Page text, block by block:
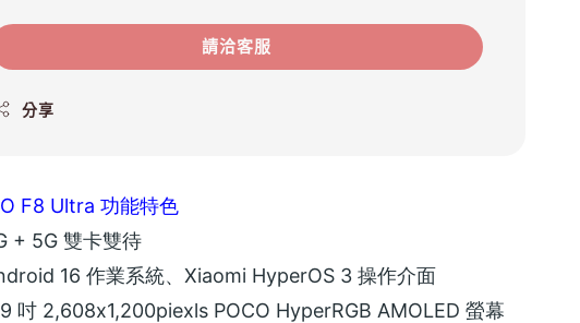
請洽客服
分享
F8 Ultra 功能特色
+ 5G 雙卡雙待
16 作業系統、Xiaomi HyperOS 3 操作介面
吋 2,608x1,200piexls POCO HyperRGB AMOLED 螢幕